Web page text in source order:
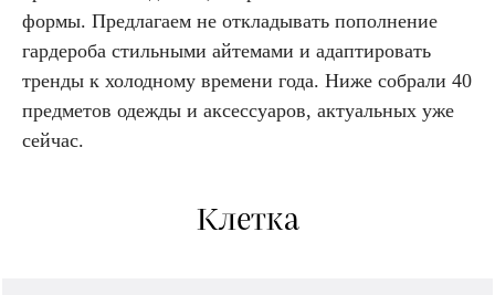
формы. Предлагаем не откладывать пополнение
гардероба стильными айтемами и адаптировать
тренды к холодному времени года. Ниже собрали 40
предметов одежды и аксессуаров, актуальных уже
сейчас.
Клетка